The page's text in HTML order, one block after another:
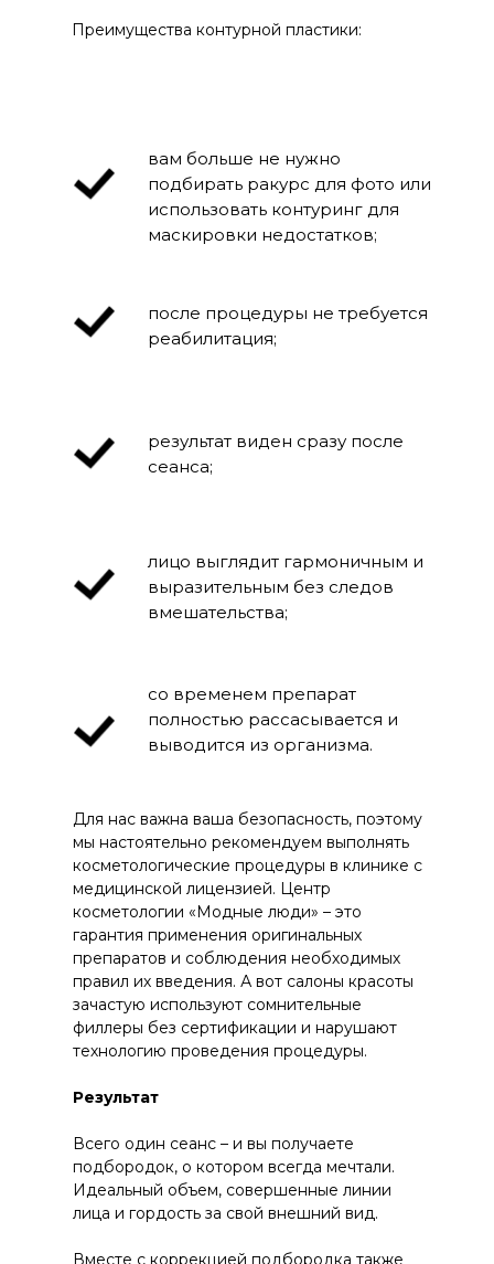
Преимущества контурной пластики:
результат виден сразу после
сеанса;
вам больше не нужно
подбирать ракурс для фото или
использовать контуринг для
маскировки недостатков;
после процедуры не требуется
реабилитация;
лицо выглядит гармоничным и
выразительным без следов
вмешательства;
со временем препарат
полностью рассасывается и
выводится из организма.
Для нас важна ваша безопасность, поэтому
мы настоятельно рекомендуем выполнять
косметологические процедуры в клинике с
медицинской лицензией. Центр
косметологии «Модные люди» – это
гарантия применения оригинальных
препаратов и соблюдения необходимых
правил их введения. А вот салоны красоты
зачастую используют сомнительные
филлеры без сертификации и нарушают
технологию проведения процедуры.
Результат
Всего один сеанс – и вы получаете
подбородок, о котором всегда мечтали.
Идеальный объем, совершенные линии
лица и гордость за свой внешний вид.
Вместе с коррекцией подбородка также